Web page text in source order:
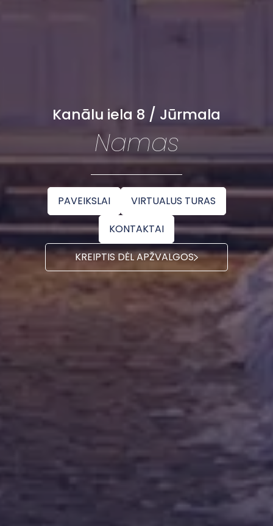
Kanālu iela 8 / Jūrmala
Namas
PAVEIKSLAI
VIRTUALUS TURAS
KONTAKTAI
KREIPTIS DĖL APŽVALGOS